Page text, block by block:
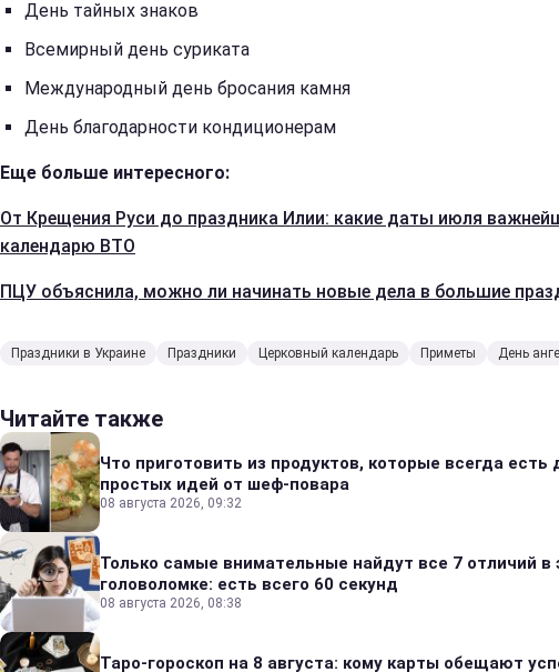
День тайных знаков
Всемирный день суриката
Международный день бросания камня
День благодарности кондиционерам
Еще больше интересного:
От Крещения Руси до праздника Илии: какие даты июля
календарю ВТО
ПЦУ объяснила, можно ли начинать новые дела в большие
Праздники в Украине Праздники Церковный календарь Приметы День
Читайте также
Что приготовить из продуктов, которые всегда есть
простых идей от шеф-повара
08 августа 2026, 09:32
Только самые внимательные найдут все 7 отличий в
головоломке: есть всего 60 секунд
08 августа 2026, 08:38
Таро-гороскоп на 8 августа: кому карты обещают